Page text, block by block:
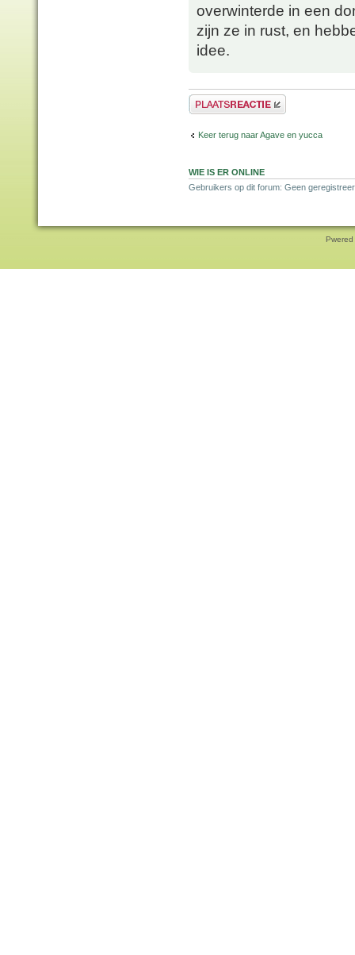
overwinterde in een
zijn ze in rust, en
idee.
Plaats een reactie
Keer terug naar Agave en yucca
WIE IS ER ONLINE
Gebruikers op dit forum: Geen